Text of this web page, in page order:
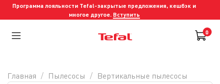
Программа лояльности Tefal-закрытые предложения, кешбэк и
многое другое. Вступить
0
Главная Пылесосы Вертикальные пылесосы